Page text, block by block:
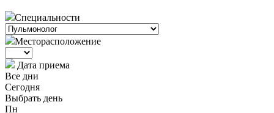
Специальности
Месторасположение
Дата приема
Все дни
Сегодня
Выбрать день
Пн